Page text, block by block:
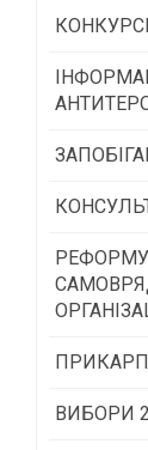
Конкурс
ВИБОРИ